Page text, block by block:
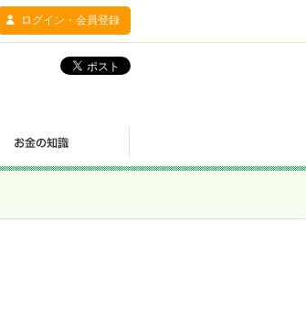
ログイン・会員登録